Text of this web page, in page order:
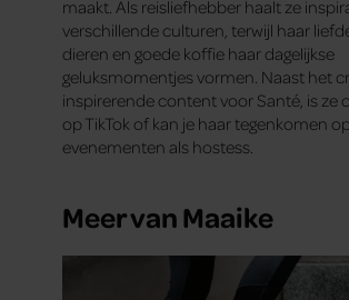
partners kunnen deze gegevens
informatie die u aan ze heeft verstrekt of
verzameld op basis van uw gebruik van
gaat akkoord met onze cookies als u
gebruiken.
maakt. Als reisliefhebber haalt ze
verschillende culturen, terwijl haar
dieren en goede koffie haar dagelijkse
geluksmomentjes vormen. Naast het
inspirerende content voor Santé, is ze
op TikTok of kan je haar tegenkomen
evenementen als hostess.
Meer van Maaike